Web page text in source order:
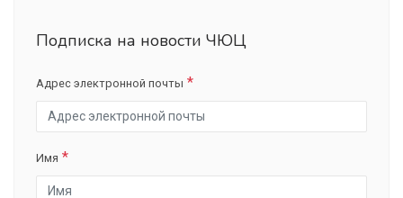
Подписка на новости ЧЮЦ
Адрес электронной почты
Имя